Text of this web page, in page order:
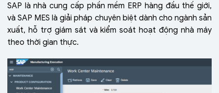
SAP là nhà cung cấp phần mềm ERP hàng đầu thế giới,
và SAP MES là giải pháp chuyên biệt dành cho ngành sản
xuất, hỗ trợ giám sát và kiểm soát hoạt động nhà máy
theo thời gian thực.